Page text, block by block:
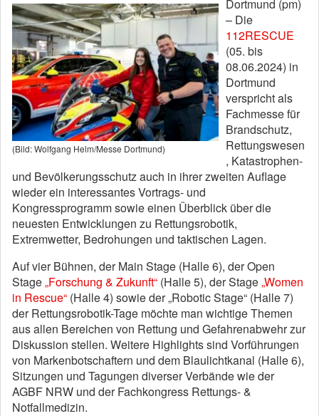
(Bild: Wolfgang Helm/Messe Dortmund)
Dortmund (pm)
– Die
112RESCUE
(05. bis
08.06.2024) in
Dortmund
verspricht als
Fachmesse für
Brandschutz,
Rettungswesen
, Katastrophen-
und Bevölkerungsschutz auch in ihrer zweiten Auflage
wieder ein interessantes Vortrags- und
Kongressprogramm sowie einen Überblick über die
neuesten Entwicklungen zu Rettungsrobotik,
Extremwetter, Bedrohungen und taktischen Lagen.
Auf vier Bühnen, der Main Stage (Halle 6), der Open
Stage„Forschung & Zukunft“ (Halle 5), der Stage„Women
in Rescue“ (Halle 4) sowie der „Robotic Stage“ (Halle 7)
der Rettungsrobotik-Tage möchte man wichtige Themen
aus allen Bereichen von Rettung und Gefahrenabwehr zur
Diskussion stellen. Weitere Highlights sind Vorführungen
von Markenbotschaftern und dem Blaulichtkanal (Halle 6),
Sitzungen und Tagungen diverser Verbände wie der
AGBF NRW und der Fachkongress Rettungs- &
Notfallmedizin.